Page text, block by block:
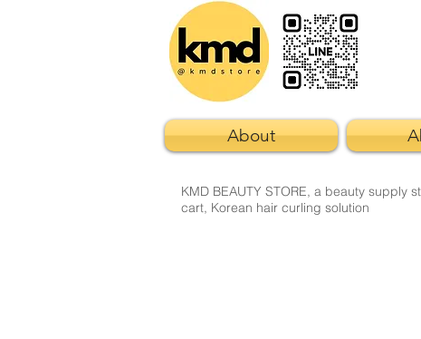
About
KMD BEAUTY STORE, a beauty
cart, Korean hair curling solution